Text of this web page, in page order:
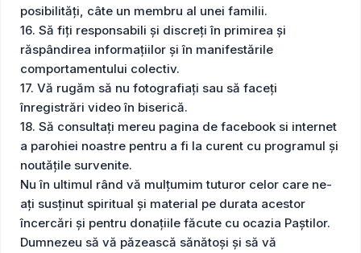
posibilități, câte un membru al unei familii.
16. Să fiți responsabili și discreți în primirea și
răspândirea informațiilor și în manifestările
comportamentului colectiv.
17. Vă rugăm să nu fotografiaţi sau să faceţi
înregistrări video în biserică.
18. Să consultați mereu pagina de facebook si internet
a parohiei noastre pentru a fi la curent cu programul și
noutățile survenite.
Nu în ultimul rând vă mulțumim tuturor celor care ne-
ați susținut spiritual și material pe durata acestor
încercări și pentru donațiile făcute cu ocazia Paștilor.
Dumnezeu să vă păzească sănătoși și să vă